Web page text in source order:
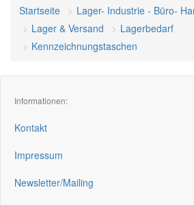
Startseite
Lager- Industrie - Büro-
Lager & Versand
Lagerbedarf
Kennzeichnungstaschen
Informationen:
Kontakt
Impressum
Newsletter/Mailing